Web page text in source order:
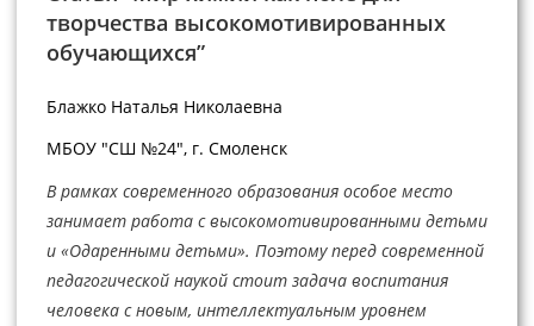
творчества высокомотивированных
обучающихся”
Блажко Наталья Николаевна
МБОУ "СШ №24", г. Смоленск
В рамках современного образования особое место
занимает работа с высокомотивированными детьми
и «Одаренными детьми». Поэтому перед современной
педагогической наукой стоит задача воспитания
человека с новым, интеллектуальным уровнем